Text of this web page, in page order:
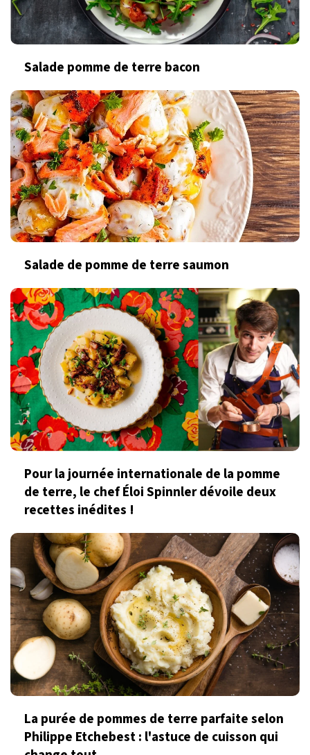
Salade pomme de terre bacon
Salade de pomme de terre saumon
Pour la journée internationale de la pomme
de terre, le chef Éloi Spinnler dévoile deux
recettes inédites !
La purée de pommes de terre parfaite selon
Philippe Etchebest : l'astuce de cuisson qui